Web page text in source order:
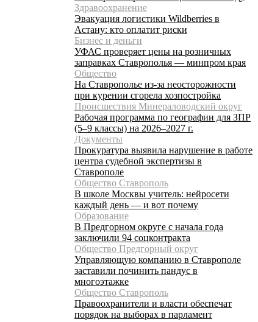
Здравоохранение
Эвакуация логистики Wildberries в
Астану: кто оплатит риски
Бизнес и деньги
УФАС проверяет цены на розничных
заправках Ставрополья — минпром края
Общество
На Ставрополье из-за неосторожности
при курении сгорела хозпостройка
Происшествия Минераловодский округ
Рабочая программа по географии для ЗПР
(5–9 классы) на 2026–2027 г.
Документы
Прокуратура выявила нарушение в работе
центра судебной экспертизы в
Ставрополе
Общество Ставрополь
В школе Москвы учитель: нейросети
каждый день — и вот почему
Образование
В Предгорном округе с начала года
заключили 94 соцконтракта
Общество Предгорный округ
Управляющую компанию в Ставрополе
заставили починить пандус в
многоэтажке
Общество Ставрополь
Правоохранители и власти обеспечат
порядок на выборах в парламент